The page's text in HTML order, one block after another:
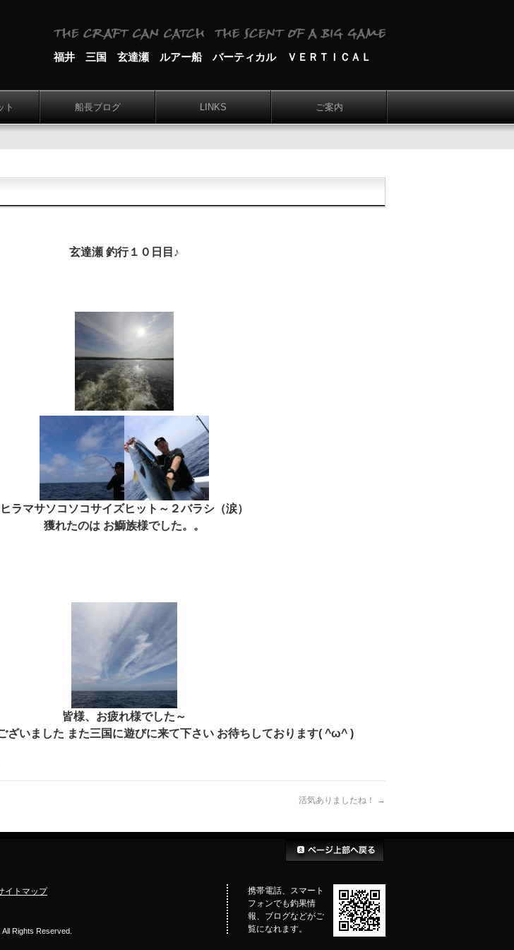
福井 三国 玄達瀬 ルアー船 バーティカル ＶＥＲＴＩＣＡＬ
ト 船長ブログ LINKS ご案内
玄達瀬 釣行１０日目♪
ヒラマサソコソコサイズヒット～２バラシ（涙）
獲れたのは お鰤族様でした。。
皆様、お疲れ様でした～
ざいました また三国に遊びに来て下さい お待ちしております( ^ω^ )
活気ありましたね！ →
携帯電話、スマート
フォンでも釣果情
報、ブログなどがご
覧になれます。
イトマップ
Rights Reserved.